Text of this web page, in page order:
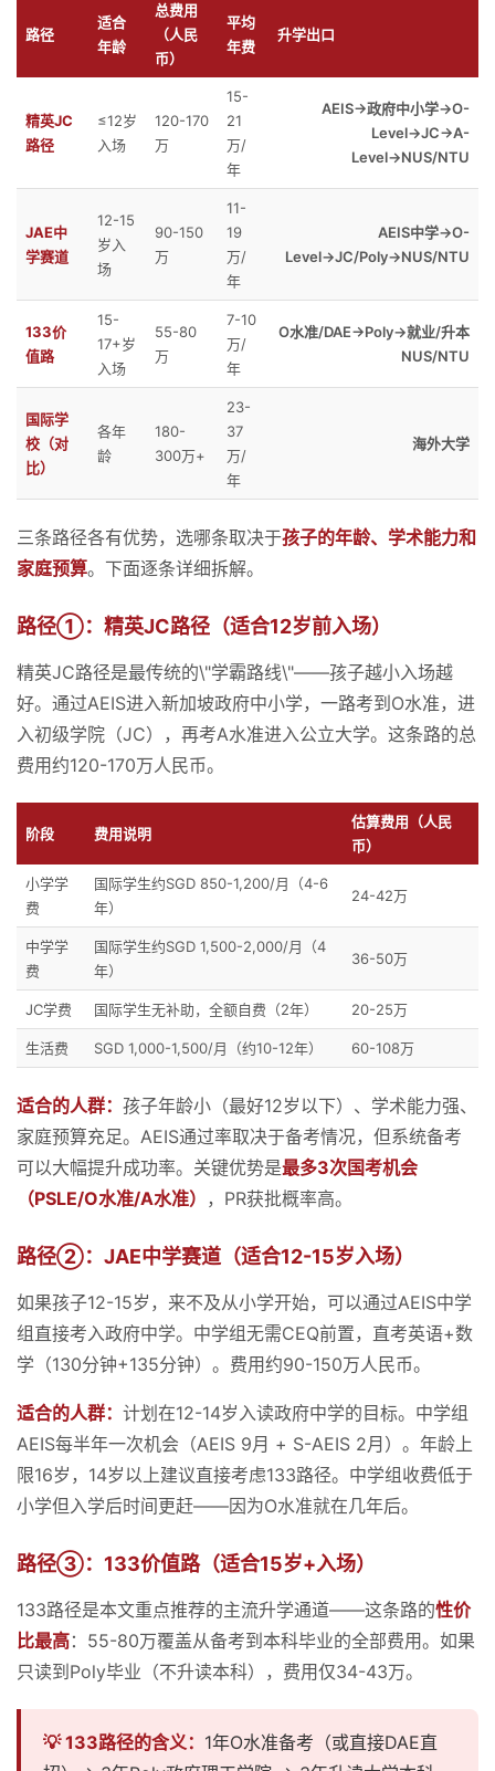
路径
适合
年龄
总费用
（人民
币）
平均
年费
升学出口
精英JC
路径
≤12岁
入场
120-170
万
15-
21
万/
年
AEIS→政府中小学→O-
Level→JC→A-
Level→NUS/NTU
JAE中
学赛道
12-15
岁入
场
90-150
万
11-
19
万/
年
AEIS中学→O-
Level→JC/Poly→NUS/NTU
133价
值路
15-
17+岁
入场
55-80
万
7-10
万/
年
O水准/DAE→Poly→就业/升本
NUS/NTU
国际学
校（对
比）
各年
龄
180-
300万+
23-
37
万/
年
海外大学
三条路径各有优势，选哪条取决于孩子的年龄、学术能力和
家庭预算。下面逐条详细拆解。
路径①：精英JC路径（适合12岁前入场）
精英JC路径是最传统的\"学霸路线\"——孩子越小入场越
好。通过AEIS进入新加坡政府中小学，一路考到O水准，进
入初级学院（JC），再考A水准进入公立大学。这条路的总
费用约120-170万人民币。
阶段 费用说明
估算费用（人民
币）
小学学
费
国际学生约SGD 850-1,200/月（4-6
年）
24-42万
中学学
费
国际学生约SGD 1,500-2,000/月（4
年）
36-50万
JC学费 国际学生无补助，全额自费（2年） 20-25万
生活费 SGD 1,000-1,500/月（约10-12年） 60-108万
适合的人群： 孩子年龄小（最好12岁以下）、学术能力强、
家庭预算充足。AEIS通过率取决于备考情况，但系统备考
可以大幅提升成功率。关键优势是最多3次国考机会
（PSLE/O水准/A水准） ，PR获批概率高。
路径②：JAE中学赛道（适合12-15岁入场）
如果孩子12-15岁，来不及从小学开始，可以通过AEIS中学
组直接考入政府中学。中学组无需CEQ前置，直考英语+数
学（130分钟+135分钟）。费用约90-150万人民币。
适合的人群： 计划在12-14岁入读政府中学的目标。中学组
AEIS每半年一次机会（AEIS 9月 + S-AEIS 2月）。年龄上
限16岁，14岁以上建议直接考虑133路径。中学组收费低于
小学但入学后时间更赶——因为O水准就在几年后。
路径③：133价值路（适合15岁+入场）
133路径是本文重点推荐的主流升学通道——这条路的性价
比最高：55-80万覆盖从备考到本科毕业的全部费用。如果
只读到Poly毕业（不升读本科），费用仅34-43万。
💡 133路径的含义： 1年O水准备考（或直接DAE直